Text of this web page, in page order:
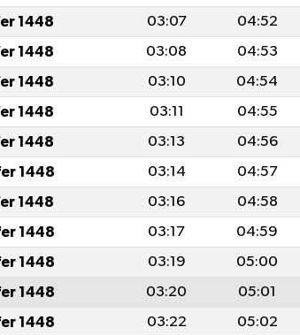
1448 03:07 04:52
1448 03:08 04:53
1448 03:10 04:54
1448 03:11 04:55
1448 03:13 04:56
1448 03:14 04:57
1448 03:16 04:58
1448 03:17 04:59
1448 03:19 05:00
1448 03:20 05:01
1448 03:22 05:02